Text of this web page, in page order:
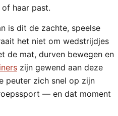
haar past.
is dit de zachte, speelse
het niet om wedstrijdjes
de mat, durven bewegen en
zijn gewend aan deze
peuter zich snel op zijn
— en dat moment